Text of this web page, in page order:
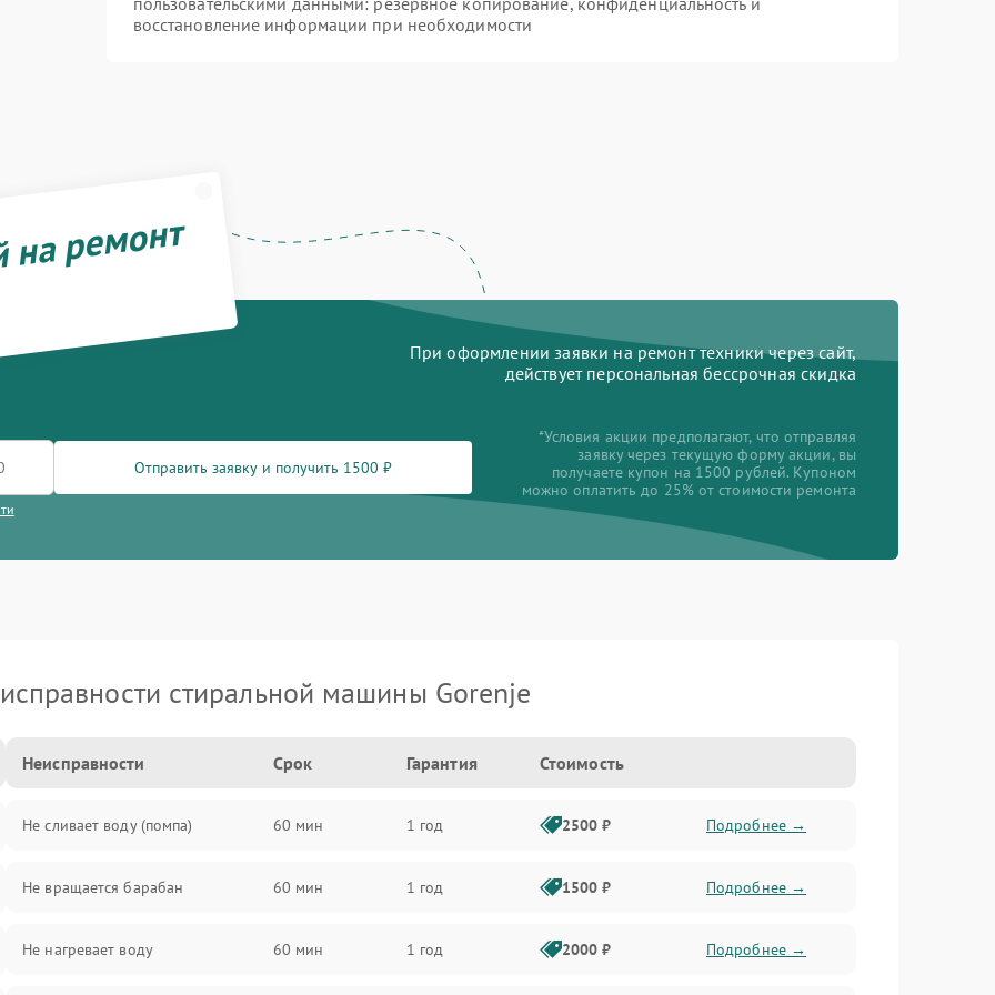
восстановление информации при необходимости
ремонт
При оформлении заявки на ремонт техники через сайт,
действует персональная бессрочная скидка
Отправить заявку и получить 1500 ₽
*Условия акции предполагают, что отправляя
заявку через текущую форму акции, вы
получаете купон на 1500 рублей. Купоном
можно оплатить до 25% от стоимости ремонта
стиральной машины Gorenje
Неисправности Срок Гарантия Стоимость
Не сливает воду (помпа) 60 мин 1 год 2500 ₽ Подробнее →
Не вращается барабан 60 мин 1 год 1500 ₽ Подробнее →
Не нагревает воду 60 мин 1 год 2000 ₽ Подробнее →